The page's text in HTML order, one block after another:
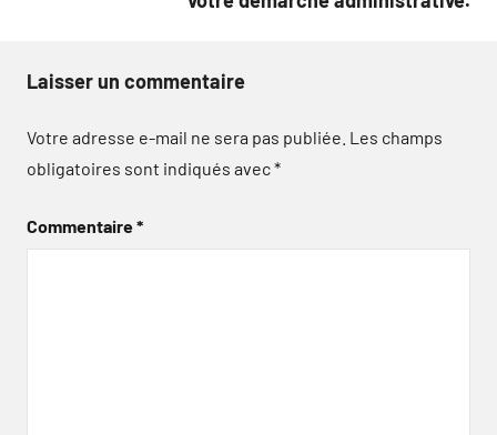
Laisser un commentaire
Votre adresse e-mail ne sera pas publiée. Les champs
obligatoires sont indiqués avec*
Commentaire*